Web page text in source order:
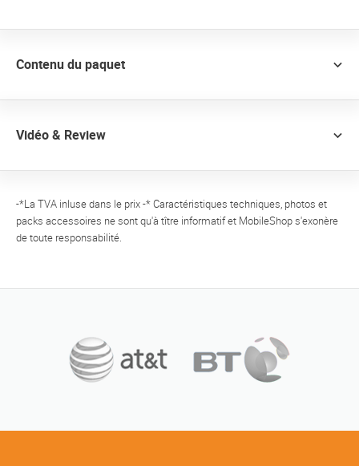
Contenu du paquet
Vidéo & Review
-*La TVA inluse dans le prix -* Caractéristiques techniques, photos et
packs accessoires ne sont qu'à tître informatif et MobileShop s'exonère
de toute responsabilité.